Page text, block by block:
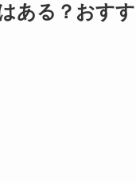
ある？おすす